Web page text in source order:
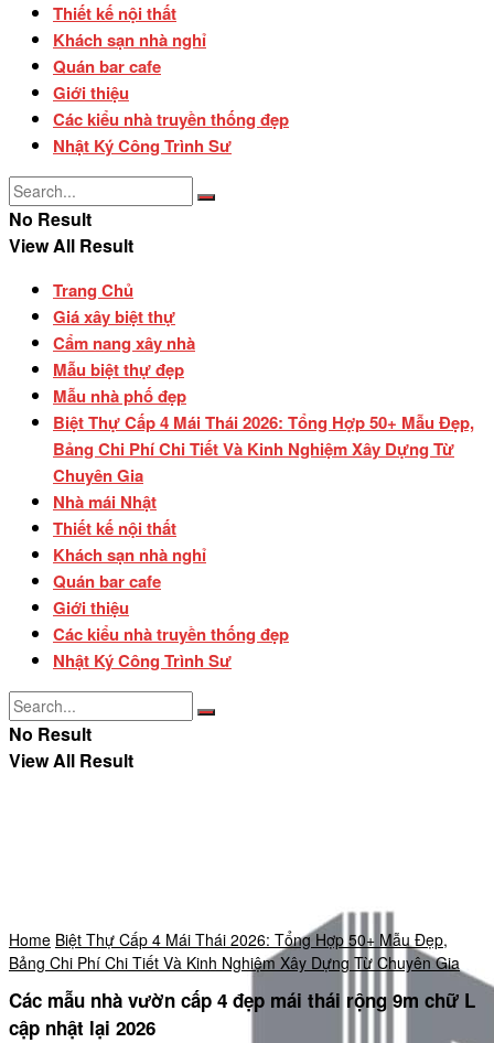
Thiết kế nội thất
Khách sạn nhà nghỉ
Quán bar cafe
Giới thiệu
Các kiểu nhà truyền thống đẹp
Nhật Ký Công Trình Sư
No Result
View All Result
Trang Chủ
Giá xây biệt thự
Cẩm nang xây nhà
Mẫu biệt thự đẹp
Mẫu nhà phố đẹp
Biệt Thự Cấp 4 Mái Thái 2026: Tổng Hợp 50+ Mẫu Đẹp,
Bảng Chi Phí Chi Tiết Và Kinh Nghiệm Xây Dựng Từ
Chuyên Gia
Nhà mái Nhật
Thiết kế nội thất
Khách sạn nhà nghỉ
Quán bar cafe
Giới thiệu
Các kiểu nhà truyền thống đẹp
Nhật Ký Công Trình Sư
No Result
View All Result
Home Biệt Thự Cấp 4 Mái Thái 2026: Tổng Hợp 50+ Mẫu Đẹp,
Bảng Chi Phí Chi Tiết Và Kinh Nghiệm Xây Dựng Từ Chuyên Gia
Các mẫu nhà vườn cấp 4 đẹp mái thái rộng 9m chữ L
cập nhật lại 2026